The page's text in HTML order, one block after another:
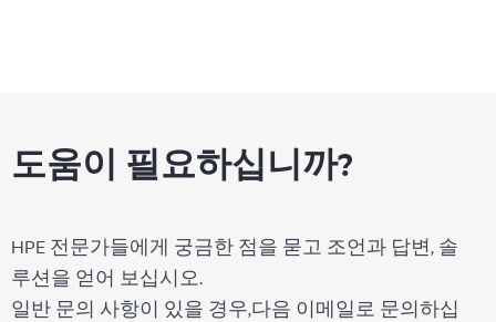
도움이 필요하십니까?
HPE 전문가들에게 궁금한 점을 묻고 조언과 답변, 솔
루션을 얻어 보십시오.
일반 문의 사항이 있을 경우,다음 이메일로 문의하십